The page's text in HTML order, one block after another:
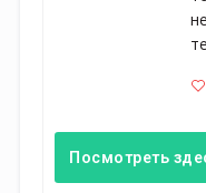
Посмотреть